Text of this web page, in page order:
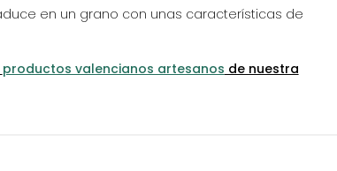
en un grano con unas características de
productos valencianos artesanos de nuestra